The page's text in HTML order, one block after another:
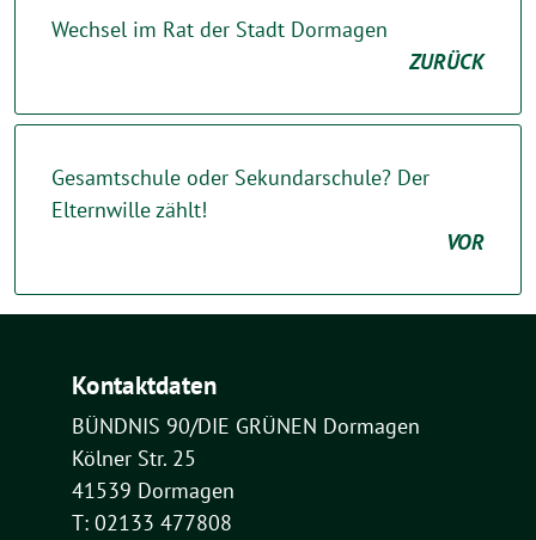
Wechsel im Rat der Stadt Dormagen
ZURÜCK
Gesamtschule oder Sekundarschule? Der
Elternwille zählt!
VOR
Kontaktdaten
BÜNDNIS 90/DIE GRÜNEN Dormagen
Kölner Str. 25
41539 Dormagen
T: 02133 477808